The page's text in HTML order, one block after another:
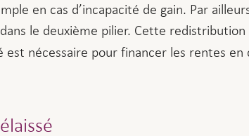
en cas d’incapacité de gain. Par
le deuxième pilier. Cette redistribution
nécessaire pour financer les rentes en